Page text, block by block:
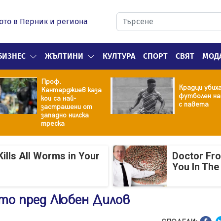
в Перник и региона
ЖЪЛТИНИ КУЛТУРА СПОРТ СВЯТ
Проф.
Кантарджиев каза
кои са най-
застрашени от
западно нилска
треска
Крадци
футболен
с павета
All Worms in Your
Doctor
You In
пред Любен Дилов